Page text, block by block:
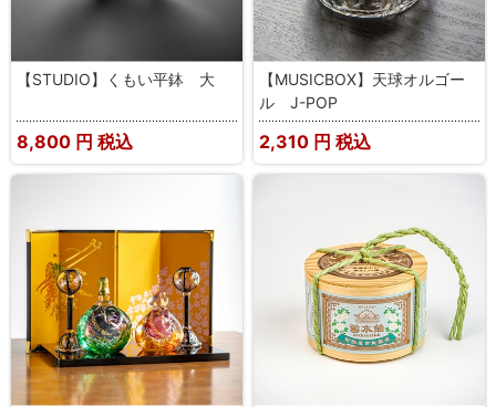
【STUDIO】くもい平鉢 大
8,800 円 税込
【MUSICBOX】天球オルゴー
ル J-POP
2,310 円 税込